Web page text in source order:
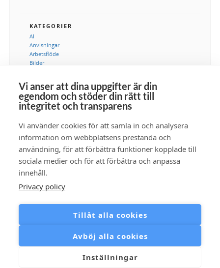
Vi anser att dina uppgifter är din
egendom och stöder din rätt till
integritet och transparens
Vi använder cookies för att samla in och analysera
information om webbplatsens prestanda och
användning, för att förbättra funktioner kopplade till
sociala medier och för att förbättra och anpassa
innehåll.
Privacy policy
Tillåt alla cookies
Avböj alla cookies
Inställningar
KATEGORIER
AI
Anvisningar
Arbetsflöde
Bilder
Digital tillgångshantering
Integration
IT-avdelning
Kommunikation
Metadata
Samlingar
Säkerhet
Tillgänglighet
Video